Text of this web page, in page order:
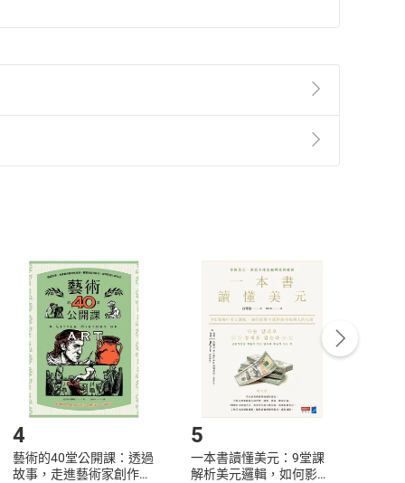
第2條第5款之規定，「非以有形媒介提供之數位
點選「瀏覽訂單明細」 「申請取消訂單/ 退
貨。
付款方式
Payment
完成訂單
Complete
號，下載書籍後看書
4
藝術的40堂公開課：透過
故事，走進藝術家創作現
5
一本書讀懂美元：9堂課
解析美元邏輯，如何影響